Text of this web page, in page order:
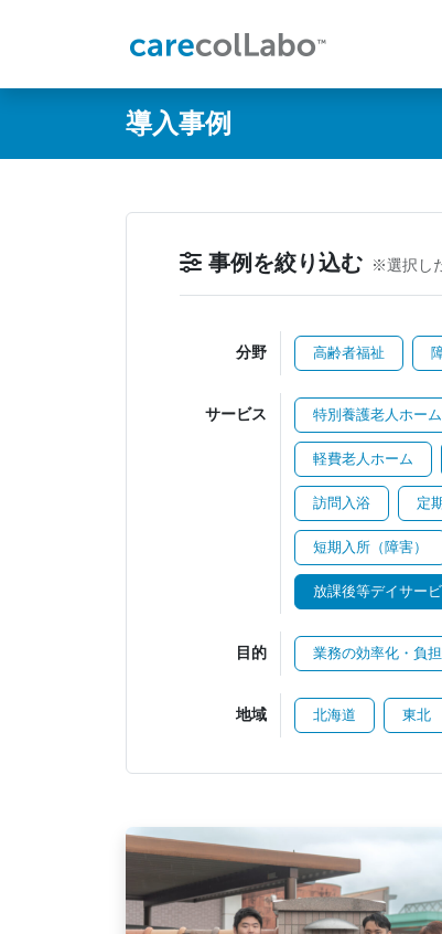
導入事例
事例を絞り込む ※選択し
分野 高齢者福祉
サービス 特別養護老人ホーム
軽費老人ホーム
訪問入浴 定
短期入所（障害）
放課後等デイサー
目的 業務の効率化・負
地域 北海道 東北